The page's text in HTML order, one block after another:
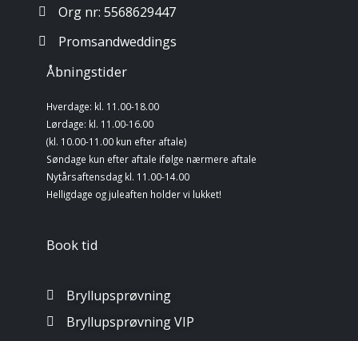
Org nr: 5568629447
Promsandweddings
Åbningstider
Hverdage: kl. 11.00-18.00
Lørdage: kl. 11.00-16.00
(kl. 10.00-11.00 kun efter aftale)
Søndage kun efter aftale ifølge nærmere aftale
Nytårsaftensdag kl. 11.00-14.00
Helligdage og juleaften holder vi lukket!
Book tid
Bryllupsprøvning
Bryllupsprøvning VIP